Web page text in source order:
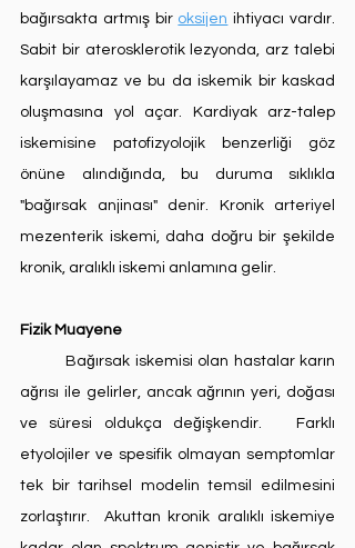
bağırsakta artmış bir oksijen ihtiyacı vardır.
Sabit bir aterosklerotik lezyonda, arz talebi
karşılayamaz ve bu da iskemik bir kaskad
oluşmasına yol açar. Kardiyak arz-talep
iskemisine patofizyolojik benzerliği göz
önüne alındığında, bu duruma sıklıkla
"bağırsak anjinası" denir. Kronik arteriyel
mezenterik iskemi, daha doğru bir şekilde
kronik, aralıklı iskemi anlamına gelir.
Fizik Muayene
ağrısı ile gelirler, ancak ağrının yeri, doğası
ve süresi oldukça değişkendir.   Farklı
etyolojiler ve spesifik olmayan semptomlar
tek bir tarihsel modelin temsil edilmesini
zorlaştırır.  Akuttan kronik aralıklı iskemiye